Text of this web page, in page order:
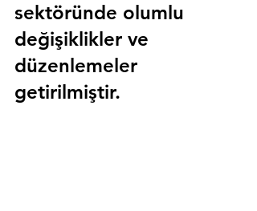
sektöründe olumlu
değişiklikler ve
düzenlemeler
getirilmiştir.